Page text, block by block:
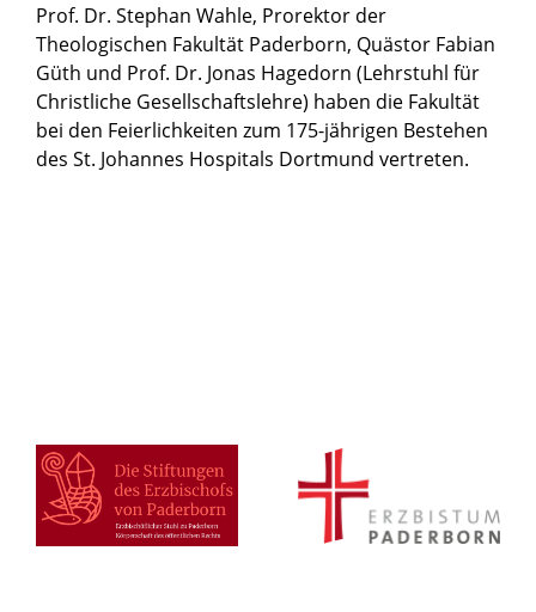
Prof. Dr. Stephan Wahle, Prorektor der
Theologischen Fakultät Paderborn, Quästor Fabian
Güth und Prof. Dr. Jonas Hagedorn (Lehrstuhl für
Christliche Gesellschaftslehre) haben die Fakultät
bei den Feierlichkeiten zum 175-jährigen Bestehen
des St. Johannes Hospitals Dortmund vertreten.